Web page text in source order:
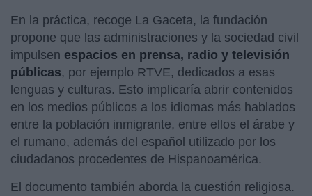
En la práctica, recoge La Gaceta, la fundación
propone que las administraciones y la sociedad civil
impulsen espacios en prensa, radio y televisión
públicas, por ejemplo RTVE, dedicados a esas
lenguas y culturas. Esto implicaría abrir contenidos
en los medios públicos a los idiomas más hablados
entre la población inmigrante, entre ellos el árabe y
el rumano, además del español utilizado por los
ciudadanos procedentes de Hispanoamérica.
El documento también aborda la cuestión religiosa.